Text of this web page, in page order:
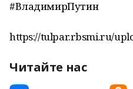
#ВладимирПутин
https://tulpar.rbsmi.ru/
Читайте нас